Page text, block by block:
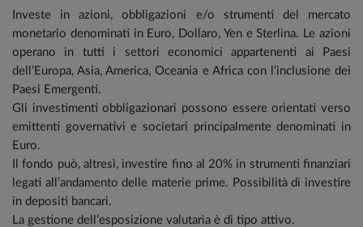
Investe in azioni, obbligazioni e/o strumenti del mercato
monetario denominati in Euro, Dollaro, Yen e Sterlina. Le azioni
operano in tutti i settori economici appartenenti ai Paesi
dell’Europa, Asia, America, Oceania e Africa con l’inclusione dei
Paesi Emergenti.
Gli investimenti obbligazionari possono essere orientati verso
emittenti governativi e societari principalmente denominati in
Euro.
Il fondo può, altresì, investire fino al 20% in strumenti finanziari
legati all’andamento delle materie prime. Possibilità di investire
in depositi bancari.
La gestione dell’esposizione valutaria è di tipo attivo.